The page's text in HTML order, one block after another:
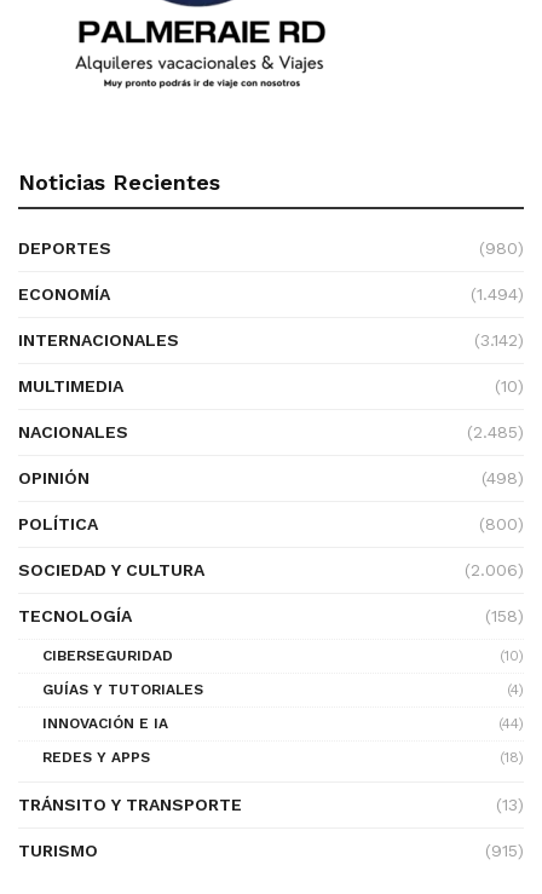
Noticias Recientes
DEPORTES (980)
ECONOMÍA (1.494)
INTERNACIONALES (3.142)
MULTIMEDIA (10)
NACIONALES (2.485)
OPINIÓN (498)
POLÍTICA (800)
SOCIEDAD Y CULTURA (2.006)
TECNOLOGÍA (158)
CIBERSEGURIDAD
(10)
GUÍAS Y TUTORIALES
(4)
INNOVACIÓN E IA
(44)
REDES Y APPS
(18)
TRÁNSITO Y TRANSPORTE (13)
TURISMO (915)